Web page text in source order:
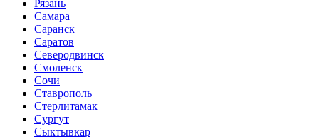
Рязань
Самара
Саранск
Саратов
Северодвинск
Смоленск
Сочи
Ставрополь
Стерлитамак
Сургут
Сыктывкар